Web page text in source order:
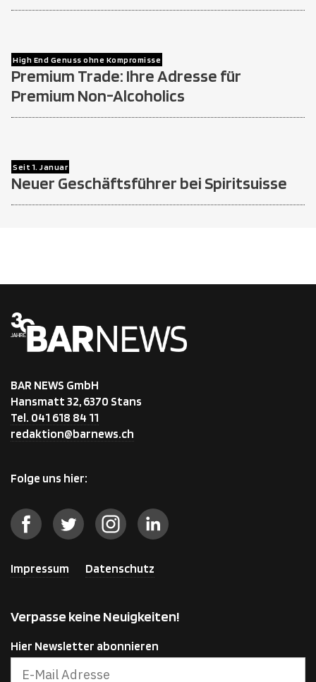
High End Genuss ohne Kompromisse
Premium Trade: Ihre Adresse für
Premium Non-Alcoholics
Seit 1. Januar
Neuer Geschäftsführer bei Spiritsuisse
BAR NEWS GmbH
Hansmatt 32, 6370 Stans
Tel. 041 618 84 11
redaktion@barnews.ch
Folge uns hier:
Impressum Datenschutz
Verpasse keine Neuigkeiten!
Hier Newsletter abonnieren